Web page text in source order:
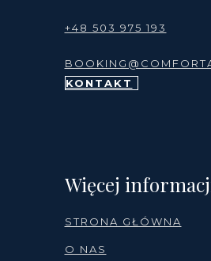
+48 503 975 193
KONTAKT
Więcej
STRONA GŁÓWNA
O NAS